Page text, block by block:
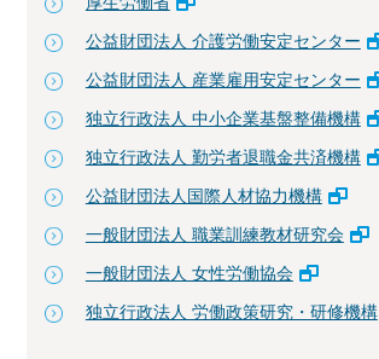
公益財団法人 介護労働安定センター
公益財団法人 産業雇用安定センター
独立行政法人 中小企業基盤整備機構
独立行政法人 勤労者退職金共済機構
公益財団法人国際人材協力機構
一般財団法人 職業訓練教材研究会
一般財団法人 女性労働協会
独立行政法人 労働政策研究・研修機構